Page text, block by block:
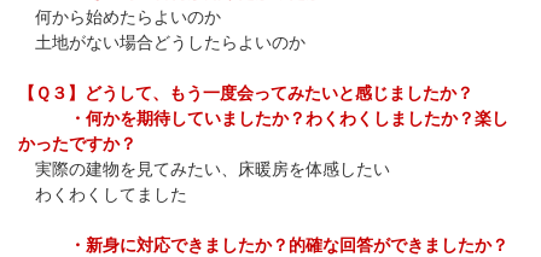
何から始めたらよいのか
土地がない場合どうしたらよいのか
【Ｑ３】どうして、もう一度会ってみたいと感じましたか？
・何かを期待していましたか？わくわくしましたか？楽し
かったですか？
実際の建物を見てみたい、床暖房を体感したい
わくわくしてました
・新身に対応できましたか？的確な回答ができましたか？